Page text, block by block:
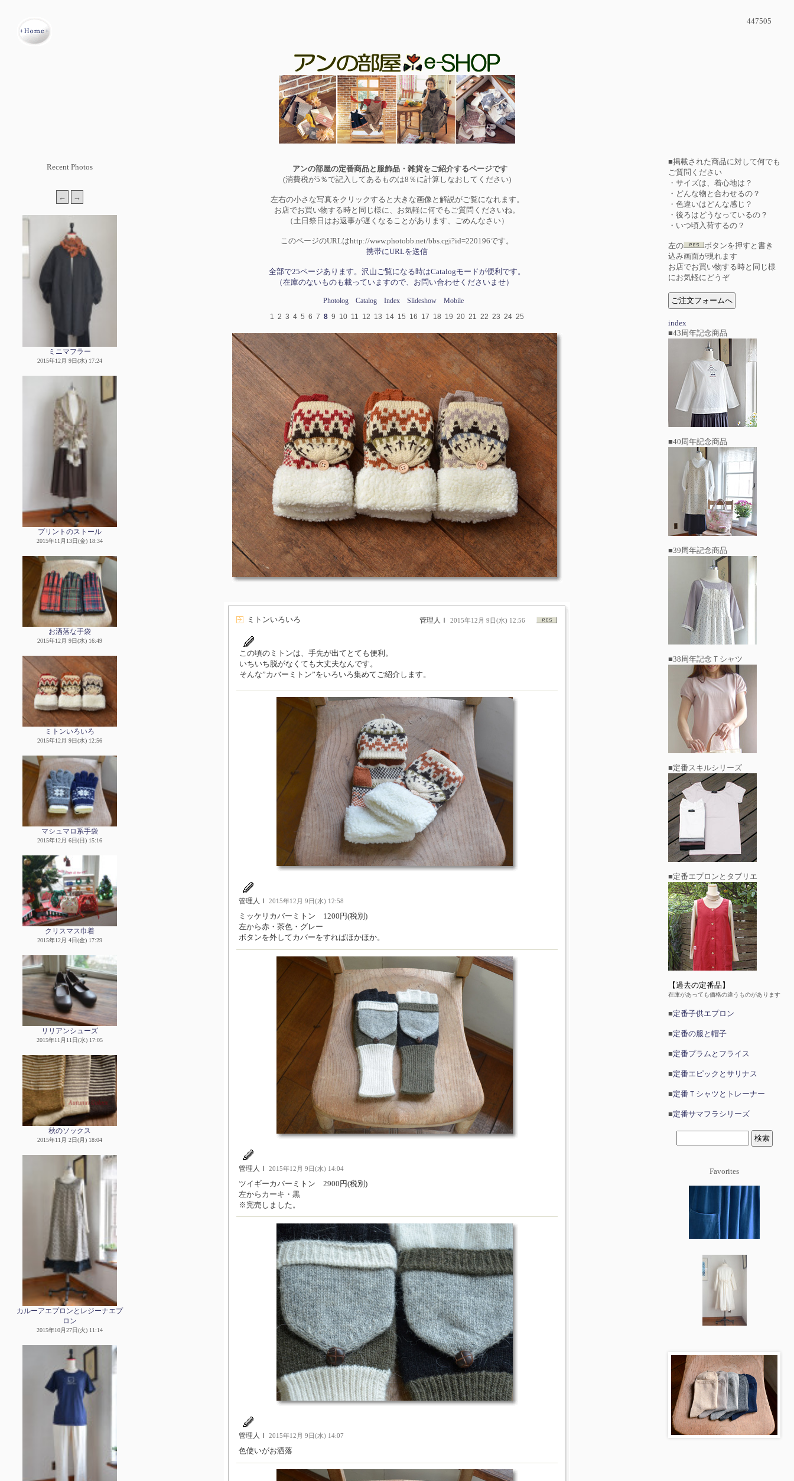
447505
Recent Photos
ミニマフラー
2015年12月 9日(水) 17:24
プリントのストール
2015年11月13日(金) 18:34
お洒落な手袋
2015年12月 9日(水) 16:49
ミトンいろいろ
2015年12月 9日(水) 12:56
マシュマロ系手袋
2015年12月 6日(日) 15:16
クリスマス巾着
2015年12月 4日(金) 17:29
リリアンシューズ
2015年11月11日(水) 17:05
秋のソックス
2015年11月 2日(月) 18:04
カルーアエプロンとレジーナエプ
ロン
2015年10月27日(火) 11:14
アンの部屋の定番商品と服飾品・雑貨をご紹介するページです
(消費税が5％で記入してあるものは8％に計算しなおしてください)
左右の小さな写真をクリックすると大きな画像と解説がご覧になれます。
お店でお買い物する時と同じ様に、お気軽に何でもご質問くださいね。
（土日祭日はお返事が遅くなることがあります、ごめんなさい）
このページのURLはhttp://www.photobb.net/bbs.cgi?id=220196です。
携帯にURLを送信
全部で25ページあります。沢山ご覧になる時はCatalogモードが便利です。
（在庫のないものも載っていますので、お問い合わせくださいませ）
Photolog Catalog Index Slideshow
Mobile
1 2 3 4 5 6 7 8 9 10 11 12 13 14 15 16 17 18 19 20 21 22 23 24 25
ミトンいろいろ 管理人Ｉ 2015年12月 9日(水) 12:56
この頃のミトンは、手先が出てとても便利。
いちいち脱がなくても大丈夫なんです。
そんな”カバーミトン”をいろいろ集めてご紹介します。
管理人Ｉ 2015年12月 9日(水) 12:58
ミッケリカバーミトン 1200円(税別)
左から赤・茶色・グレー
ボタンを外してカバーをすればほかほか。
管理人Ｉ 2015年12月 9日(水) 14:04
ツイギーカバーミトン 2900円(税別)
左からカーキ・黒
※完売しました。
管理人Ｉ 2015年12月 9日(水) 14:07
色使いがお洒落
■掲載された商品に対して何でも
ご質問ください
・サイズは、着心地は？
・どんな物と合わせるの？
・色違いはどんな感じ？
・後ろはどうなっているの？
・いつ頃入荷するの？
左の
ボタンを押すと書き
込み画面が現れます
お店でお買い物する時と同じ様
にお気軽にどうぞ
index
■43周年記念商品
■40周年記念商品
■39周年記念商品
■38周年記念Ｔシャツ
■定番スキルシリーズ
■定番エプロンとタブリエ
【過去の定番品】
在庫があっても価格の違うものがあります
■定番子供エプロン
■定番の服と帽子
■定番プラムとフライス
■定番エピックとサリナス
■定番Ｔシャツとトレーナー
■定番サマフラシリーズ
Favorites